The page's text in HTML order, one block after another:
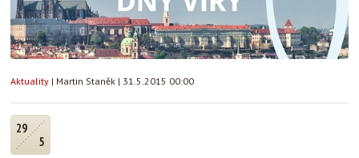
Aktuality | Martin Staněk | 31.5.2015 00:00
29
5